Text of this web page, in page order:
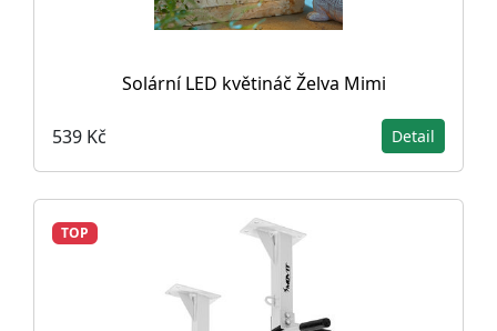
Solární LED květináč Želva Mimi
539 Kč Detail
TOP